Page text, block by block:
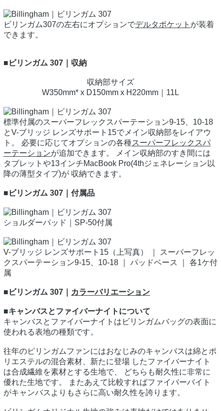
ビリンガム307の左右にオプションでデルタポケット が装着
できます。
■ビリンガム 307｜収納
収納部サイズ
W350mm* x D150mm x H220mm｜11L
標準付属のスーパーフレックスパーテーション9-15、10-18
とV-ブリッジ レンズサポート15でメイン収納部をレイアウ
ト。 必要に応じてオプションの各種スーパーフレックスパ
ーテーションが追加できます。 メイン収納部のすき間には
タブレットや13インチMacBook Pro(4thジェネレーション以
降の薄型タイプ)が 収納できます。
■ビリンガム 307｜付属品
ショルダーパッド｜SP-50付属
V-ブリッジ レンズサポート15（上写真） ｜ スーパーフレッ
クスパーテーション9-15、10-18 ｜ パッドベース ｜ 各1ケ付
属
■ビリンガム 307｜ カラーバリエーション
■キャンバスとファイバーナイトについて
キャンバスとファイバーナイトはビリンガムバッグの表面に
使われる表地の種類です。
往年のビリンガムファンにはおなじみのキャンバスは綿とポ
リエステルの混合素材、新たに登場 したファイバーナイト
は合成繊維を素材とする生地で、 どちらも耐久性に非常に
優れた生地です。 またあえて比較すればファイバーバイト
がキャンバスよりもさらに高い耐久性を誇ります。